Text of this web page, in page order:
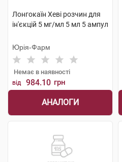
Лонгокаїн Хеві розчин для
ін'єкцій 5 мг/мл 5 мл 5 ампул
Юрія-Фарм
Немає в наявності
від 984.10 грн
АНАЛОГИ